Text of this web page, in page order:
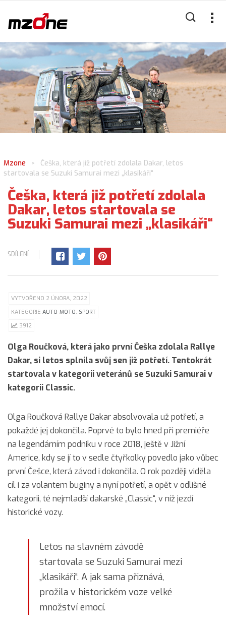
Mzone >
Češka, která již potřetí zdolala Dakar, letos
startovala se Suzuki Samurai mezi „klasikáři“
Češka, která již potřetí zdolala
Dakar, letos startovala se
Suzuki Samurai mezi „klasikáři“
SDÍLENÍ
VYTVOŘENO 2 ÚNORA, 2022
KATEGORIE AUTO-MOTO, SPORT
3912
Olga Roučková, která jako první Češka zdolala Rallye
Dakar, si letos splnila svůj sen již potřetí. Tentokrát
startovala v kategorii veteránů se Suzuki Samurai v
kategorii Classic.
Olga Roučková Rallye Dakar absolvovala už potřetí, a
pokaždé jej dokončila. Poprvé to bylo hned při premiéře
na legendárním podniku v roce 2018, ještě v Jižní
Americe, kdy se jí to v sedle čtyřkolky povedlo jako vůbec
první Češce, která závod i dokončila. O rok později viděla
cíl i za volantem buginy a nyní potřetí, a opět v odlišné
kategorii, té nejmladší dakarské „Classic“, v níž jezdí
historické vozy.
Letos na slavném závodě
startovala se Suzuki Samurai mezi
„klasikáři“. A jak sama přiznává,
prožila v historickém voze velké
množství emocí.